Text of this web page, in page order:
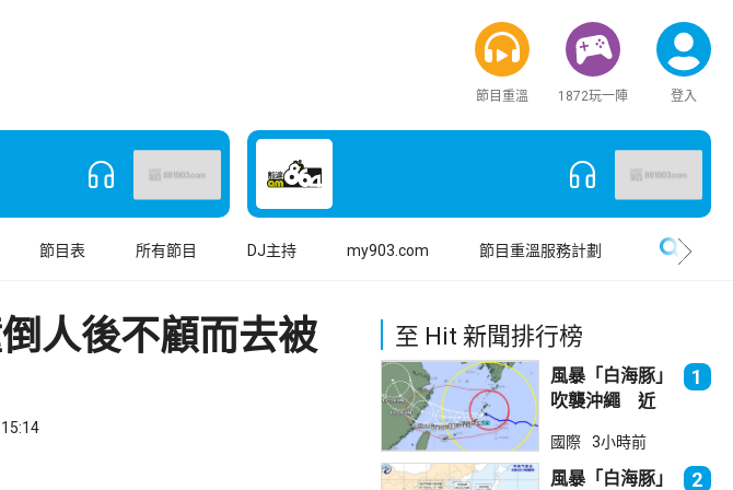
節目重溫 1872玩一陣 登入
節目表 所有節目 DJ主持 my903.com 節目重溫服務計劃
人後不顧而去被
至 Hit 新聞排行榜
風暴「白海豚」
吹襲沖繩 近
1
國際 3小時前
風暴「白海豚」 2